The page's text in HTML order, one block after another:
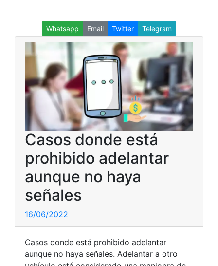
Whatsapp Email Twitter Telegram
Casos donde está
prohibido adelantar
aunque no haya
señales
16/06/2022
Casos donde está prohibido adelantar
aunque no haya señales. Adelantar a otro